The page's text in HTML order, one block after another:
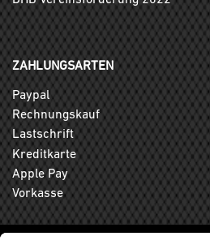
ZAHLUNGSARTEN
Paypal
Rechnungskauf
Lastschrift
Kreditkarte
Apple Pay
Vorkasse